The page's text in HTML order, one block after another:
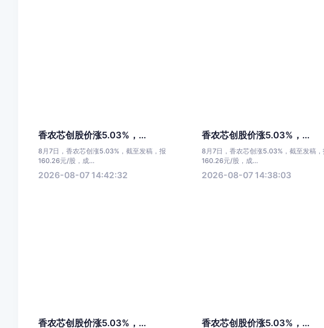
香农芯创股价涨5.03%，...
8月7日，香农芯创涨5.03%，截至发稿，报
160.26元/股，成...
2026-08-07 14:42:32
香农芯创股价涨5.03%，...
8月7日，香农芯创涨5.03%，截至发稿，
160.26元/股，成...
2026-08-07 14:38:03
香农芯创股价涨5.03%，... 香农芯创股价涨5.03%，...